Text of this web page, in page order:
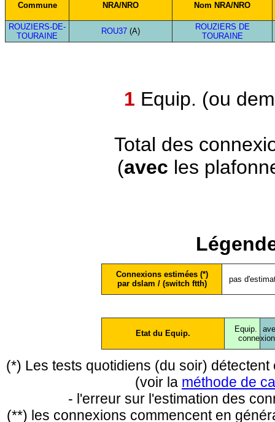
Commune NRA/NRO Nom NRA/NRO
ROUZIERS-DE-
TOURAINE
ROU37 (A)
ROUZIERS DE
TOURAINE
1 Equip. (ou
Total des
(avec les
Connexions estimées (*)
par dslam / (switch ftth)
pas
Etat du Equip.
Equip.
conne
(*) Les tests quotidiens (du soir)
(voir la méthode de
- l'erreur sur l'estimation des
(**) les connexions commencent en